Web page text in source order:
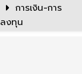
การเงิน-การ
ลงทุน